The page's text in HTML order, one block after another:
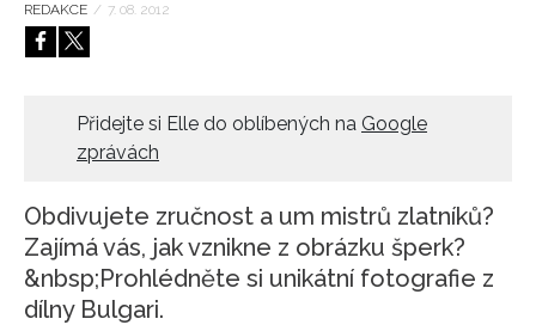
HOME
REDAKCE / 7. 08. 2012
Přidejte si Elle do oblíbených na Google
zprávách
Obdivujete zručnost a um mistrů zlatníků?
Zajímá vás, jak vznikne z obrázku šperk?
&nbsp;Prohlédněte si unikátní fotografie z
dílny Bulgari.